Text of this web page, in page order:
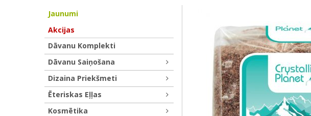
Jaunumi
Akcijas
Dāvanu Komplekti
Dāvanu Saiņošana
Dizaina Priekšmeti
Ēteriskas Eļļas
Kosmētika